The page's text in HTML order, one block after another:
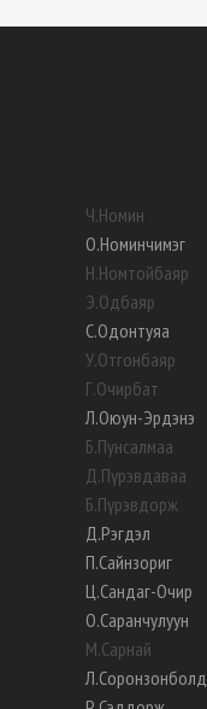
Ч.Номин
О.Номинчимэг
Н.Номтойбаяр
Э.Одбаяр
С.Одонтуяа
У.Отгонбаяр
Г.Очирбат
Л.Оюун-Эрдэнэ
Б.Пунсалмаа
Д.Пүрэвдаваа
Б.Пүрэвдорж
Д.Рэгдэл
П.Сайнзориг
Ц.Сандаг-Очир
О.Саранчулуун
М.Сарнай
Л.Соронзонболд